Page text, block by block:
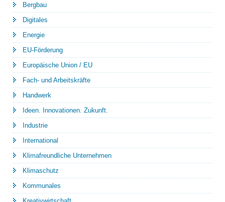
Bergbau
Digitales
Energie
EU-Förderung
Europäische Union / EU
Fach- und Arbeitskräfte
Handwerk
Ideen. Innovationen. Zukunft.
Industrie
International
Klimafreundliche Unternehmen
Klimaschutz
Kommunales